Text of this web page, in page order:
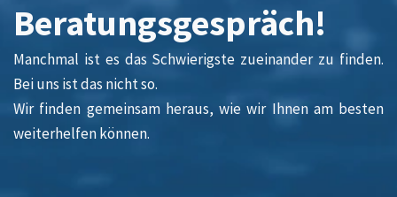
Beratungsgespräch!
Manchmal ist es das Schwierigste zueinander zu finden.
Bei uns ist das nicht so.
Wir finden gemeinsam heraus, wie wir Ihnen am besten
weiterhelfen können.